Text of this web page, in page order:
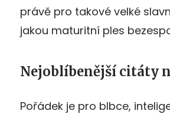
právě pro takové velké
jakou maturitní ples
Nejoblíbenější citáty
Pořádek je pro blbce,